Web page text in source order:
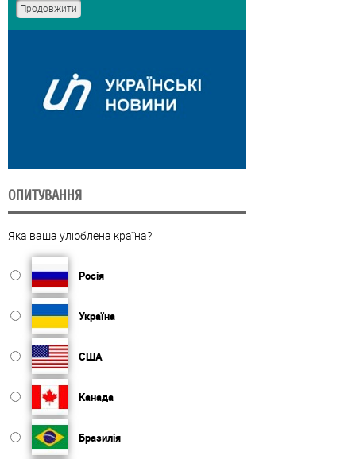
ОПИТУВАННЯ
Яка ваша улюблена країна?
Росія
Україна
США
Канада
Бразилія